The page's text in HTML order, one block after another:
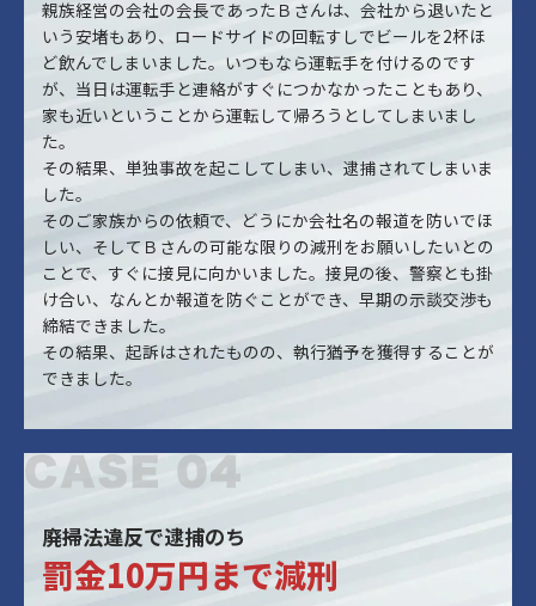
親族経営の会社の会長であったＢさんは、会社から退いたと
いう安堵もあり、ロードサイドの回転すしでビールを2杯ほ
ど飲んでしまいました。いつもなら運転手を付けるのです
が、当日は運転手と連絡がすぐにつかなかったこともあり、
家も近いということから運転して帰ろうとしてしまいまし
た。
その結果、単独事故を起こしてしまい、逮捕されてしまいま
した。
そのご家族からの依頼で、どうにか会社名の報道を防いでほ
しい、そしてＢさんの可能な限りの減刑をお願いしたいとの
ことで、すぐに接見に向かいました。接見の後、警察とも掛
け合い、なんとか報道を防ぐことができ、早期の示談交渉も
締結できました。
その結果、起訴はされたものの、執行猶予を獲得することが
できました。
廃掃法違反で逮捕のち
罰金10万円まで減刑